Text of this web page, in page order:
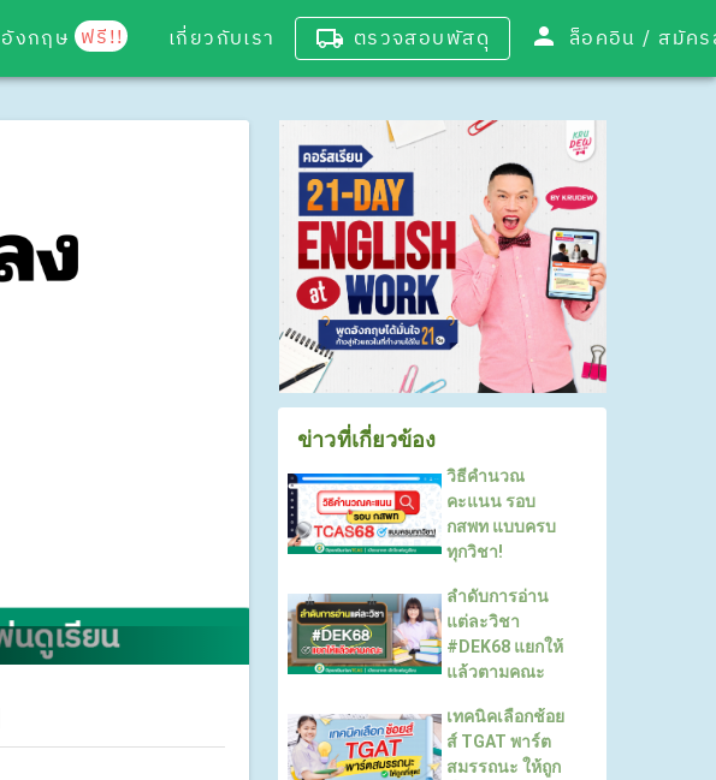
งกฤษ ฟรี!! เกี่ยวกับเรา ตรวจสอบพัสดุ ล็อคอิน /
ข่าวที่เกี่ยวข้อง
วิธีคำนวณ
คะแนน รอบ
กสพท แบบครบ
ทุกวิชา!
ลำดับการอ่าน
แต่ละวิชา
#DEK68 แยกให้
แล้วตามคณะ
เทคนิคเลือกช้อย
ส์ TGAT พาร์ต
สมรรถนะ ให้ถูก